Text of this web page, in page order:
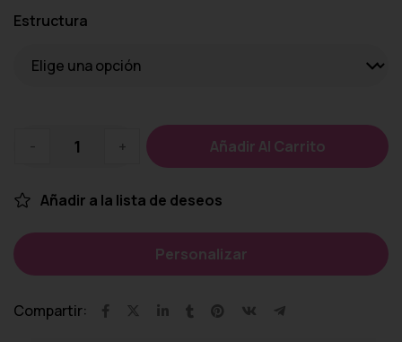
Estructura
- + Añadir Al Carrito
Añadir a la lista de deseos
Personalizar
Compartir: